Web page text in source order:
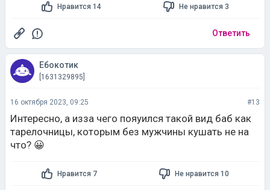
Нравится 14 Не нравится 3
Ответить
Ебокотик
[1631329895]
16 октября 2023, 09:25 #13
Интересно, а изза чего пояуился такой вид баб как
тарелочницы, которым без мужчины кушать не на
что? 😀
Нравится 7 Не нравится 10